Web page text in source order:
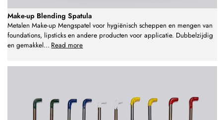
Make-up Blending Spatula
Metalen Make-up Mengspatel voor hygiënisch scheppen en mengen van
foundations, lipsticks en andere producten voor applicatie. Dubbelzijdig
en gemakkel... Read more